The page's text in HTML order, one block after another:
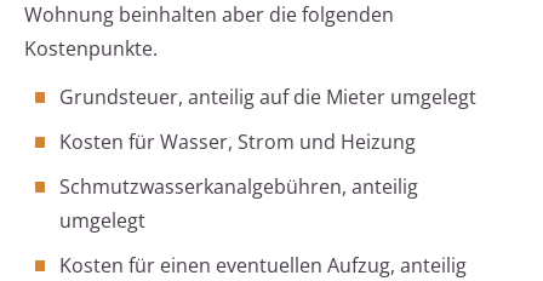
Wohnung beinhalten aber die folgenden
Kostenpunkte.
Grundsteuer, anteilig auf die Mieter umgelegt
Kosten für Wasser, Strom und Heizung
Schmutzwasserkanalgebühren, anteilig
umgelegt
Kosten für einen eventuellen Aufzug, anteilig